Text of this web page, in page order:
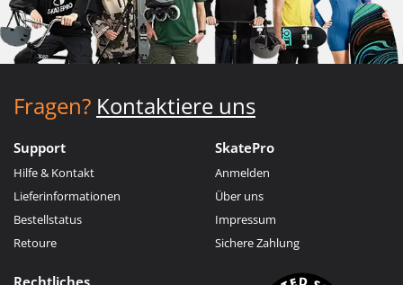
Fragen? Kontaktiere uns
Support
Hilfe & Kontakt
Lieferinformationen
Bestellstatus
Retoure
SkatePro
Anmelden
Über uns
Impressum
Sichere Zahlung
Rechtliches